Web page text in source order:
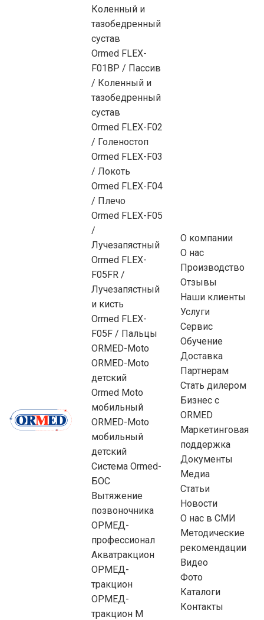
Коленный и
тазобедренный
сустав
Ormed FLEX-
F01BP / Пассив
/ Коленный и
тазобедренный
сустав
Ormed FLEX-F02
/ Голеностоп
Ormed FLEX-F03
/ Локоть
Ormed FLEX-F04
/ Плечо
Ormed FLEX-F05
/
Лучезапястный
Ormed FLEX-
F05FR /
Лучезапястный
и кисть
Ormed FLEX-
F05F / Пальцы
ORMED-Moto
ORMED-Moto
детский
Ormed Moto
мобильный
ORMED-Moto
мобильный
детский
Система Ormed-
БОС
Вытяжение
позвоночника
ОРМЕД-
профессионал
Акватракцион
ОРМЕД-
тракцион
ОРМЕД-
тракцион М
О компании
О нас
Производство
Отзывы
Наши клиенты
Услуги
Сервис
Обучение
Доставка
Партнерам
Стать дилером
Бизнес с
ORMED
Маркетинговая
поддержка
Документы
Медиа
Статьи
Новости
О нас в СМИ
Методические
рекомендации
Видео
Фото
Каталоги
Контакты